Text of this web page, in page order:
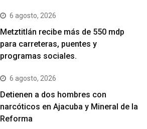
6 agosto, 2026
Metztitlán recibe más de 550 mdp
para carreteras, puentes y
programas sociales.
6 agosto, 2026
Detienen a dos hombres con
narcóticos en Ajacuba y Mineral de la
Reforma